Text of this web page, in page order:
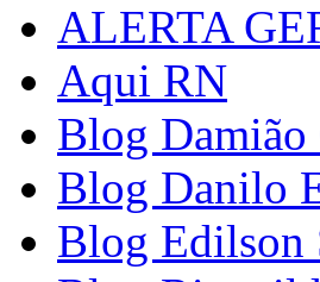
ALERTA
Aqui RN
Blog
Blog Danilo
Blog Edilson